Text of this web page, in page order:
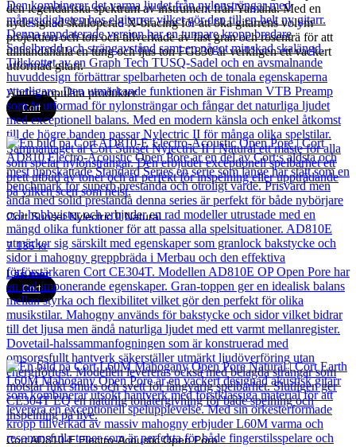
den legendariska spektrum av instrument från Yamaha. Med en
nydesignad skalloperad X-bracing för att öka gitarrens volym
projektion och ton och tillverkade av fast gran och rosenträ för att
tillhandahålla en tung och ljus ton FG830 är verkligen ett vackert
utformad gitarr.
Andra populära produkter
Cort
Cort Sunset Nylectric II Natural
7 135kr
Läs mer
Cort
Cort AD810-E Electro-Acoustic Open Pore